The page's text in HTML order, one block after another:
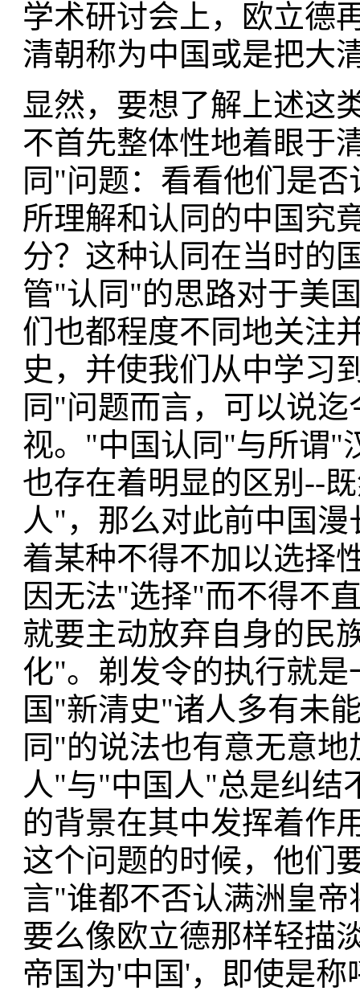
学术研讨会上，欧立德
清朝称为中国或是把大
显然，要想了解上述这
不首先整体性地着眼于
同"问题：看看他们是
所理解和认同的中国究
分？这种认同在当时的
管"认同"的思路对于美
们也都程度不同地关注
史，并使我们从中学习
同"问题而言，可以说
视。"中国认同"与所谓"
也存在着明显的区别--
人"，那么对此前中国
着某种不得不加以选择
因无法"选择"而不得不
就要主动放弃自身的民
化"。剃发令的执行就
国"新清史"诸人多有未
同"的说法也有意无意
人"与"中国人"总是纠结
的背景在其中发挥着作
这个问题的时候，他们
言"谁都不否认满洲皇
要么像欧立德那样轻描
帝国为'中国'，即使是